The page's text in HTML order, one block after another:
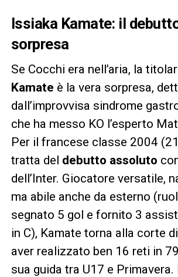
Issiaka Kamate: il
sorpresa
Se Cocchi era nell’aria, la
Kamate è la vera sorpresa,
dall’improvvisa sindrome
che ha messo KO l’esperto
Per il francese classe 2004
tratta del debutto assoluto
dell’Inter. Giocatore versatile,
ma abile anche da esterno
segnato 5 gol e fornito 3 assist
in C), Kamate torna alla corte
aver realizzato ben 16 reti in
sua guida tra U17 e